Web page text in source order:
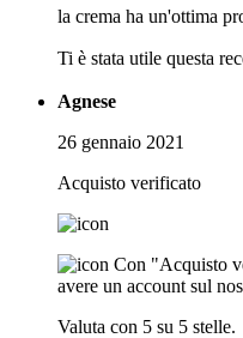
la crema ha un'ottima
Ti è stata utile questa
Agnese
26 gennaio 2021
Acquisto verificato
Con "Acquisto
avere un account sul
Valuta con 5 su 5 stelle.